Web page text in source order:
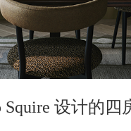
Squire 设计的四